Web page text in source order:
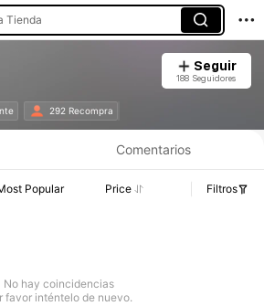
Tienda
Seguir
188 Seguidores
292 Recompra
Comentarios
Popular Price Filtros
No hay coincidencias
favor inténtelo de nuevo.